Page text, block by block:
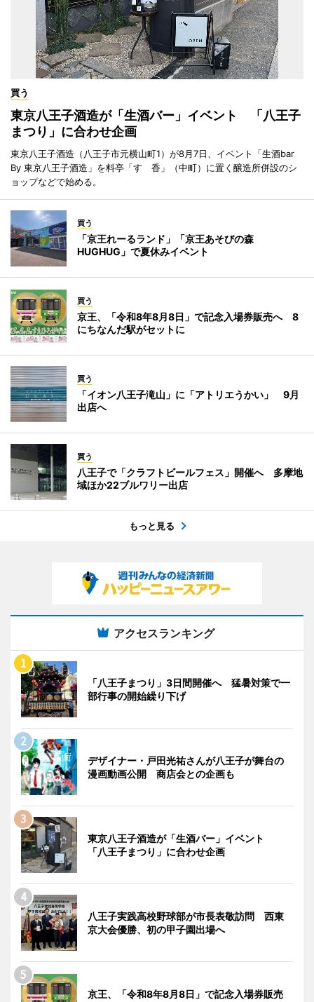
買う
東京八王子酒造が「生酒バー」イベント 「八王子
まつり」に合わせ企画
東京八王子酒造（八王子市元横山町1）が8月7日、イベント「生酒bar
By 東京八王子酒造」を料亭「すゞ香」（中町）に置く醸造所併設のシ
ョップなどで始める。
買う
「京王れーるランド」「京王あそびの森
HUGHUG」で夏休みイベント
買う
京王、「令和8年8月8日」で記念入場券販売へ 8
にちなんだ駅がセットに
買う
「イオン八王子滝山」に「アトリエうかい」 9月
出店へ
買う
八王子で「クラフトビールフェス」開催へ 多摩地
域ほか22ブルワリー出店
もっと見る
アクセスランキング
「八王子まつり」3日間開催へ 猛暑対策で一
部行事の開始繰り下げ
デザイナー・戸田光祐さんが八王子が舞台の
漫画動画公開 商店会との企画も
東京八王子酒造が「生酒バー」イベント
「八王子まつり」に合わせ企画
八王子実践高校野球部が市長表敬訪問 西東
京大会優勝、初の甲子園出場へ
京王、「令和8年8月8日」で記念入場券販売